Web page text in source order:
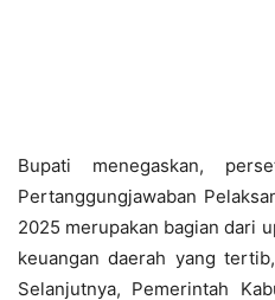
Bupati menegaskan,
Pertanggungjawaban
2025 merupakan bagian dari
keuangan daerah yang
Selanjutnya, Pemerintah